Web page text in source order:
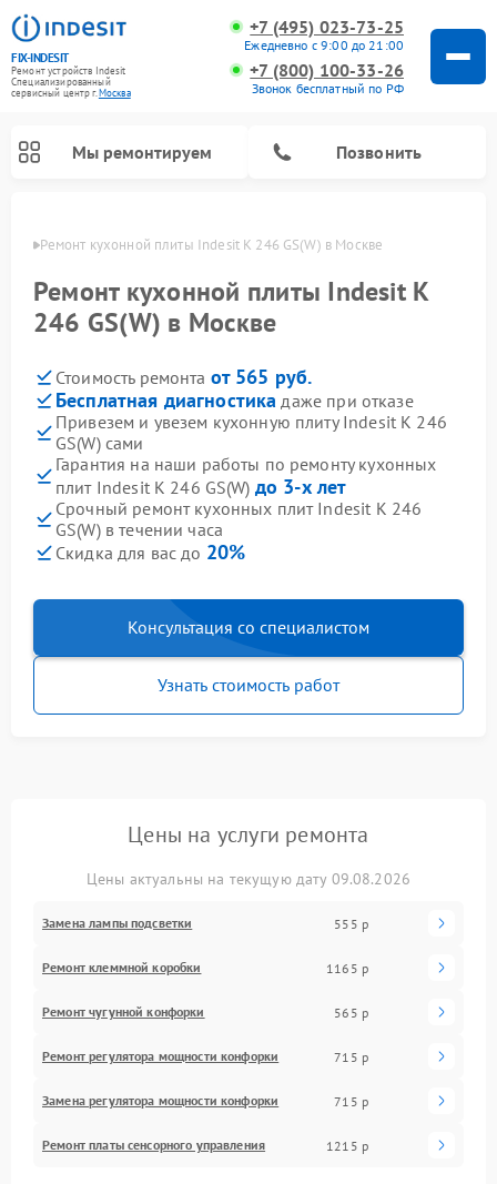
FIX-INDESIT
Ремонт устройств Indesit
Специализированный
cервисный центр г.Москва
+7 (495) 023-73-25
Ежедневно с 9:00 до 21:00
+7 (800) 100-33-26
Звонок бесплатный по РФ
Мы ремонтируем Позвонить
Ремонт кухонной плиты Indesit K 246 GS(W) в Москве
Ремонт кухонной плиты Indesit K
246 GS(W) в Москве
Стоимость ремонта от 565 руб.
Бесплатная диагностика даже при отказе
Привезем и увезем кухонную плиту Indesit K 246
GS(W) сами
Гарантия на наши работы по ремонту кухонных
плит Indesit K 246 GS(W) до 3-х лет
Срочный ремонт кухонных плит Indesit K 246
GS(W) в течении часа
Скидка для вас до 20%
Консультация со специалистом
Узнать стоимость работ
Цены на услуги ремонта
Цены актуальны на текущую дату 09.08.2026
Замена лампы подсветки 555 р
Ремонт клеммной коробки 1165 р
Ремонт чугунной конфорки 565 р
Ремонт регулятора мощности конфорки 715 р
Замена регулятора мощности конфорки 715 р
Ремонт платы сенсорного управления 1215 р